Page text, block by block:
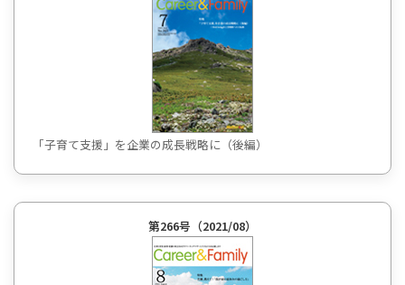
「子育て支援」を企業の成長戦略に（後編）
第266号（2021/08）